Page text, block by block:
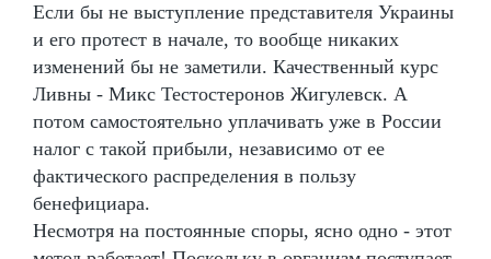
Если бы не выступление представителя Украины
и его протест в начале, то вообще никаких
изменений бы не заметили. Качественный курс
Ливны - Микс Тестостеронов Жигулевск. А
потом самостоятельно уплачивать уже в России
налог с такой прибыли, независимо от ее
фактического распределения в пользу
бенефициара.
Несмотря на постоянные споры, ясно одно - этот